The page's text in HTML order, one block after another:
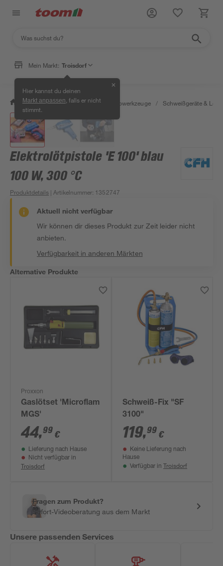
Mein Markt: Troisdorf
Hier kannst du deinen
Markt anpassen , falls er nicht
stimmt.
✕
/ Werkstatt & Maschinen / Elektrowerkzeuge / Schweißgeräte &
Elektrolötpistole 'E 100' blau
100 W, 300 °C
Produktdetails | Artikelnummer: 1352747
Aktuell nicht verfügbar
Wir können dir dieses Produkt zur Zeit leider nicht
anbieten.
Verfügbarkeit in anderen Märkten
Alternative Produkte
Proxxon
Gaslötset 'Microflam
MGS'
44,99 €
Lieferung nach Hause
Nicht verfügbar in
Troisdorf
Schweiß-Fix "SF
3100"
119,99 €
Keine Lieferung nach
Hause
Verfügbar in Troisdorf
Fragen zum Produkt?
Sofort-Videoberatung aus dem Markt
Unsere passenden Services